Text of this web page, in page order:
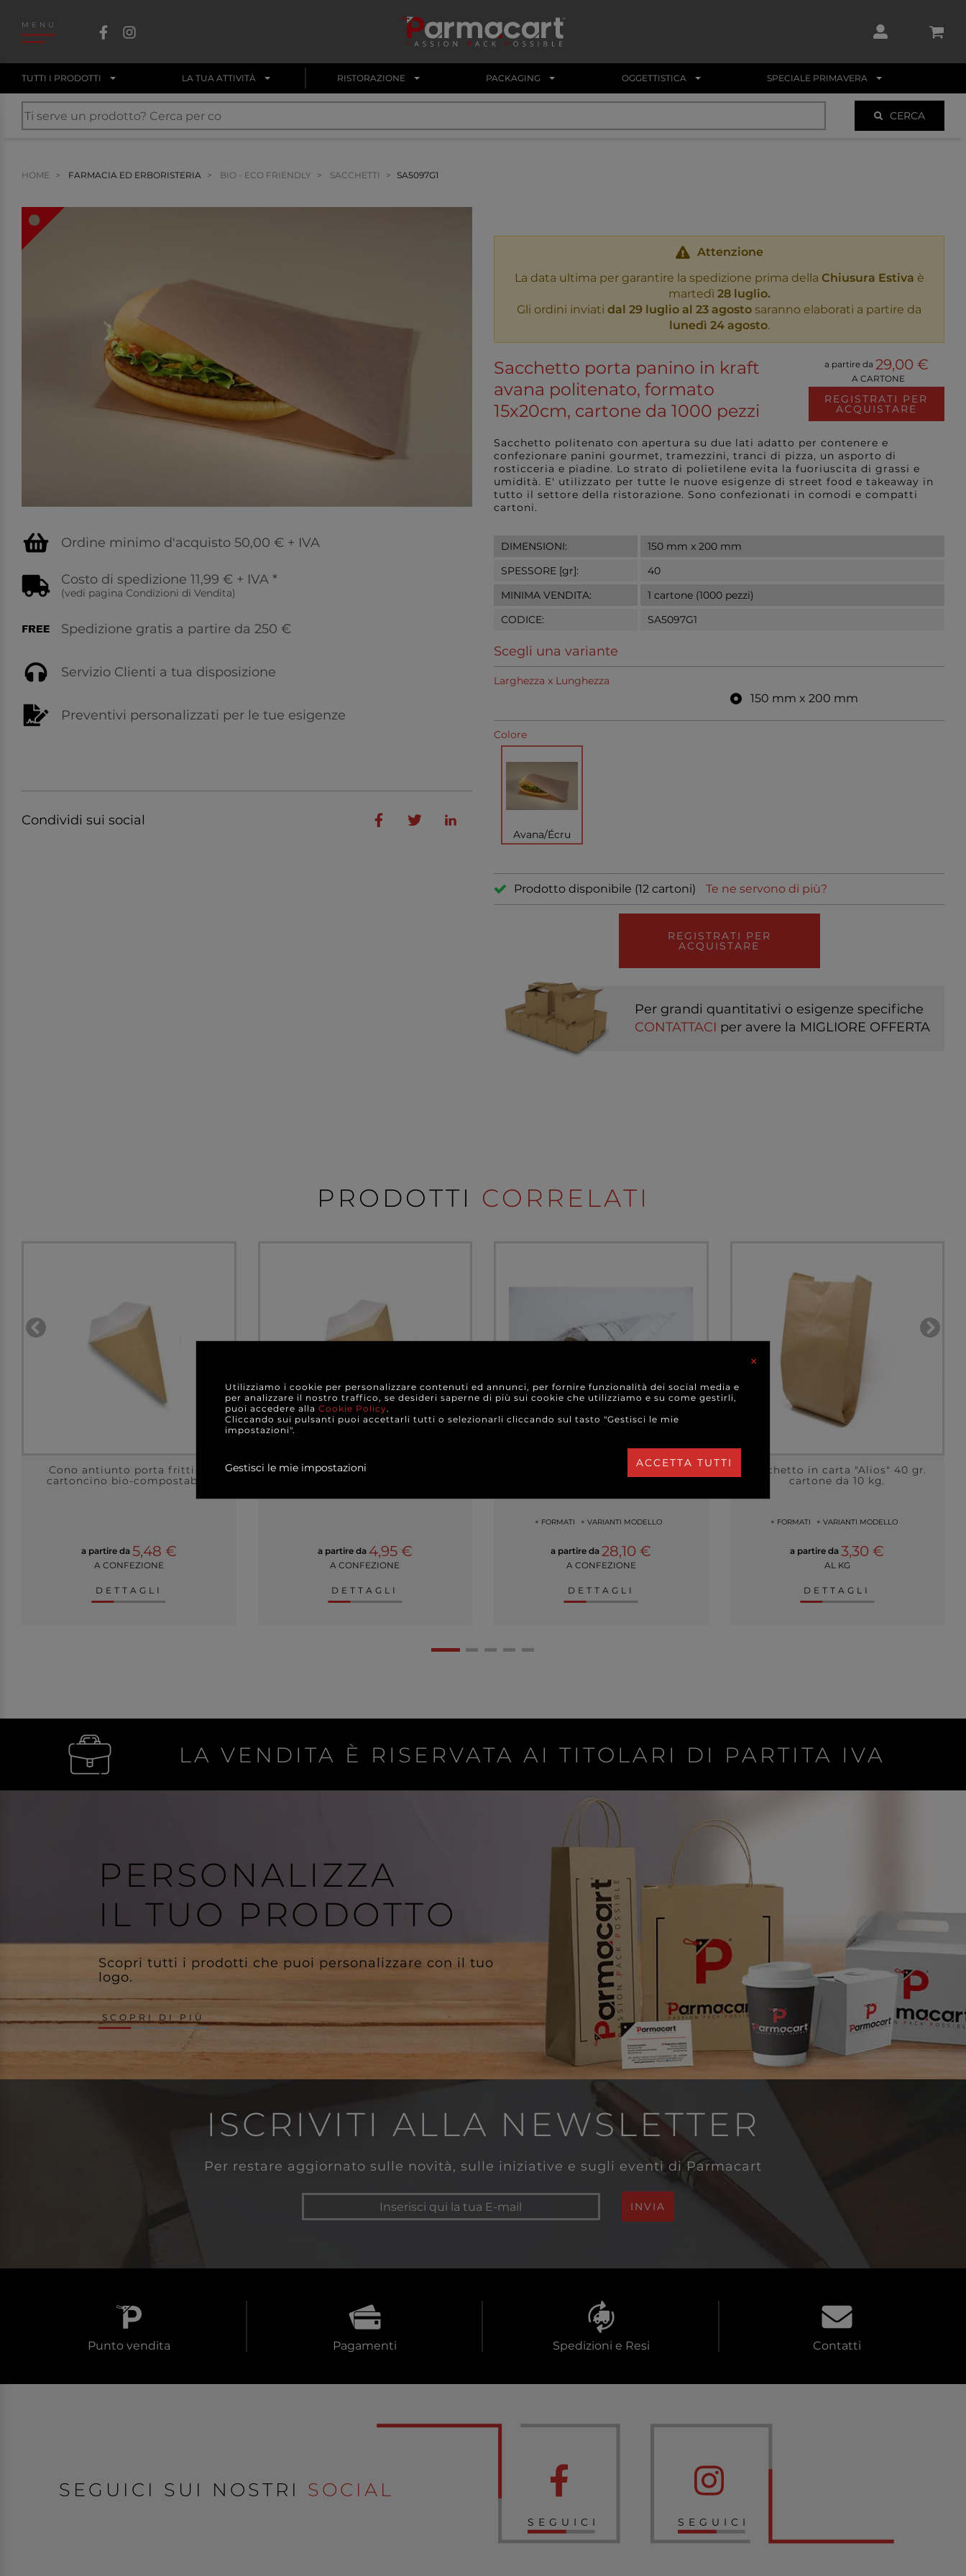
MENU
TUTTI I PRODOTTI LA TUA ATTIVITÀ RISTORAZIONE PACKAGING OGGETTISTICA SPECIALE PRIMAVERA
CERCA
HOME FARMACIA ED ERBORISTERIA BIO - ECO FRIENDLY SACCHETTI SA5097G1
Ordine minimo d'acquisto 50,00 € + IVA
Costo di spedizione 11,99 € + IVA *
(vedi pagina Condizioni di Vendita)
Spedizione gratis a partire da 250 €
Servizio Clienti a tua disposizione
Preventivi personalizzati per le tue esigenze
Condividi sui social
Attenzione
La data ultima per garantire la spedizione prima della Chiusura Estiva è
martedì 28 luglio.
Gli ordini inviati dal 29 luglio al 23 agosto saranno elaborati a partire da
lunedì 24 agosto.
Sacchetto porta panino in kraft
avana politenato, formato
15x20cm, cartone da 1000 pezzi
a partire da 29,00 €
A CARTONE
REGISTRATI PER
ACQUISTARE
Sacchetto politenato con apertura su due lati adatto per contenere e
confezionare panini gourmet, tramezzini, tranci di pizza, un asporto di
rosticceria e piadine. Lo strato di polietilene evita la fuoriuscita di grassi e
umidità. E' utilizzato per tutte le nuove esigenze di street food e takeaway in
tutto il settore della ristorazione. Sono confezionati in comodi e compatti
cartoni.
DIMENSIONI:
150 mm x 200 mm
SPESSORE [gr]:
40
MINIMA VENDITA:
1 cartone (1000 pezzi)
CODICE:
SA5097G1
Scegli una variante
Larghezza x Lunghezza
150 mm x 200 mm
Colore
Avana/Écru
Prodotto disponibile (12 cartoni) Te ne servono di più?
REGISTRATI PER
ACQUISTARE
Per grandi quantitativi o esigenze specifiche
CONTATTACI per avere la MIGLIORE OFFERTA
PRODOTTI CORRELATI
Cono antiunto porta fritti in
cartoncino bio-compostabile
a partire da 5,48 €
A CONFEZIONE
DETTAGLI
Cono antiunto porta fritti in
a partire da 4,95 €
A CONFEZIONE
DETTAGLI
Cono sfrittolo carta con stampa
+ FORMATI + VARIANTI MODELLO
a partire da28,10 €
A CONFEZIONE
DETTAGLI
Sacchetto in carta "Alios" 40 gr.
cartone da 10 kg.
+ FORMATI + VARIANTI MODELLO
a partire da 3,30 €
AL KG
DETTAGLI
LA VENDITA È RISERVATA AI TITOLARI DI PARTITA IVA
PERSONALIZZA
IL TUO PRODOTTO
Scopri tutti i prodotti che puoi personalizzare con il tuo
logo.
SCOPRI DI PIÙ
ISCRIVITI ALLA NEWSLETTER
Per restare aggiornato sulle novità, sulle iniziative e sugli eventi di Parmacart
INVIA
Punto vendita Pagamenti Spedizioni e Resi Contatti
SEGUICI SUI NOSTRI SOCIAL
SEGUICI SEGUICI
×
Utilizziamo i cookie per personalizzare contenuti ed annunci, per fornire funzionalità dei social media e
per analizzare il nostro traffico, se desideri saperne di più sui cookie che utilizziamo e su come gestirli,
puoi accedere alla Cookie Policy.
Cliccando sui pulsanti puoi accettarli tutti o selezionarli cliccando sul tasto "Gestisci le mie
impostazioni".
Gestisci le mie impostazioni ACCETTA TUTTI